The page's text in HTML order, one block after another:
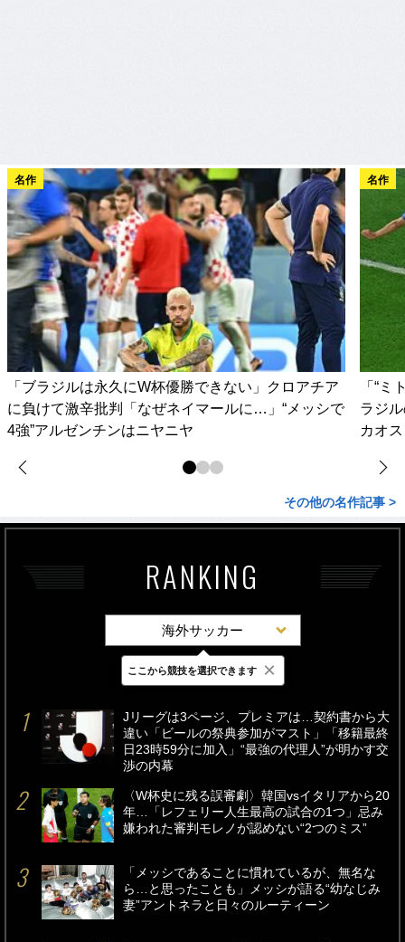
名作
「ブラジルは永久にW杯優勝できない」クロアチア
に負けて激辛批判「なぜネイマールに…」“メッシで
4強”アルゼンチンはニヤニヤ
名作
「“
ラジ
カオ
その他の名作記事 >
RANKING
海外サッカー
最新 24時間 週間
Jリーグは3ページ、プレミアは…契約書から大
違い「ビールの祭典参加がマスト」「移籍最終
日23時59分に加入」“最強の代理人”が明かす交
渉の内幕
〈W杯史に残る誤審劇〉韓国vsイタリアから20
年…「レフェリー人生最高の試合の1つ」忌み
嫌われた審判モレノが認めない“2つのミス”
「メッシであることに慣れているが、無名な
ら…と思ったことも」メッシが語る“幼なじみ
妻”アントネラと日々のルーティーン
ここから競技を選択できます ×